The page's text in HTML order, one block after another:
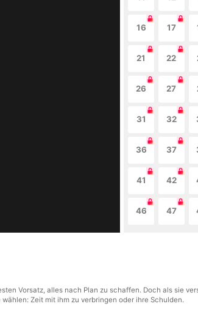
16 17
21 22
26 27
31 32
36 37
41 42
46 47
Vorsatz, alles nach Plan zu schaffen. Doch als sie
Zeit mit ihm zu verbringen oder ihre Schulden.